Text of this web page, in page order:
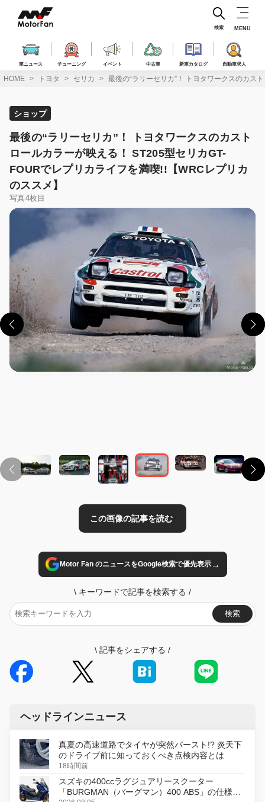
ス
車ニュース チューニング イベント 中古車 新車カタログ 自動車求人
検索 MENU
HOME トヨタ セリカ 最後の“ラリーセリカ”！ トヨタワークスのカス
ショップ
最後の“ラリーセリカ”！ トヨタワークスのカスト
ロールカラーが映える！ ST205型セリカGT-
FOURでレプリカライフを満喫!!【WRCレプリカ
のススメ】
写真4枚目
Motor Fan のニュースをGoogle検索で優先表示→
\ キーワードで記事を検索する /
検索
\ 記事をシェアする /
ヘッドラインニュース
真夏の高速道路でタイヤが突然バースト!? 炎天下
のドライブ前に知っておくべき点検内容とは
18時間前
スズキの400ccラグジュアリースクーター
「BURGMAN（バーグマン）400 ABS」の仕様を